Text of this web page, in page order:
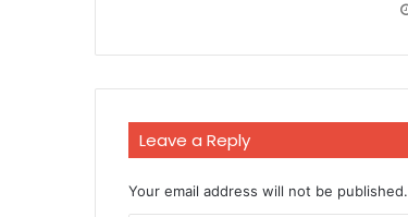
Leave a Reply
Your email address will not be published.